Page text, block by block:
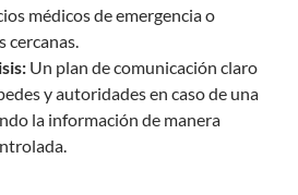
médicos de emergencia o
cercanas.
Un plan de comunicación claro
y autoridades en caso de una
la información de manera